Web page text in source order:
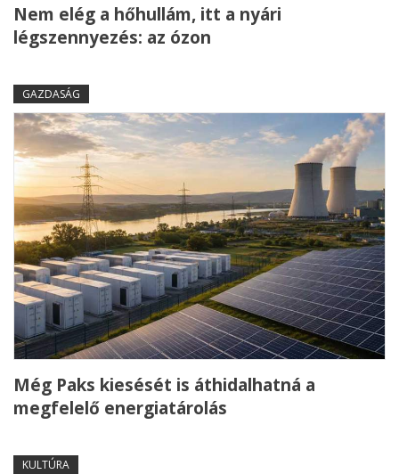
Nem elég a hőhullám, itt a nyári
légszennyezés: az ózon
GAZDASÁG
Még Paks kiesését is áthidalhatná a
megfelelő energiatárolás
KULTÚRA